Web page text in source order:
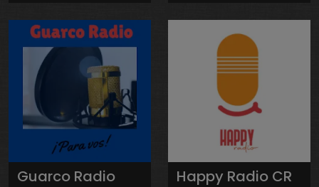
Guarco Radio Happy Radio CR